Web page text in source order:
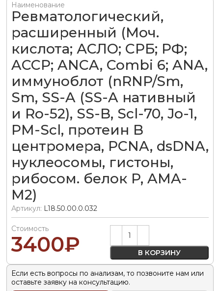
Наименование
Ревматологический,
расширенный (Моч.
кислота; АСЛО; СРБ; РФ;
ACCP; ANCA, Combi 6; ANA,
иммуноблот (nRNP/Sm,
Sm, SS-A (SS-A нативный
и Ro-52), SS-B, Scl-70, Jo-1,
PM-Scl, протеин B
центромера, PCNA, dsDNA,
нуклеосомы, гистоны,
рибосом. белок P, AMA-
M2)
Артикул: L18.50.00.0.032
Стоимость
3400₽ В КОРЗИНУ
Alternative:
Если есть вопросы по анализам, то позвоните нам или
оставьте заявку на консультацию.